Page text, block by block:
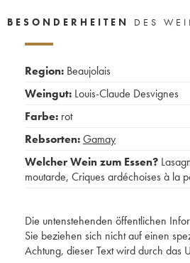
BESONDERHEITEN DES
Region: Beaujolais
Weingut: Louis-Claude Desvignes
Farbe: rot
Rebsorten:Gamay
Welcher Wein zum Essen?
moutarde, Criques ardéchoises à la
Die untenstehenden öffentlichen
Sie beziehen sich nicht auf einen
Achtung, dieser Text wird durch das